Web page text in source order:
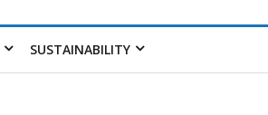
SUSTAINABILITY